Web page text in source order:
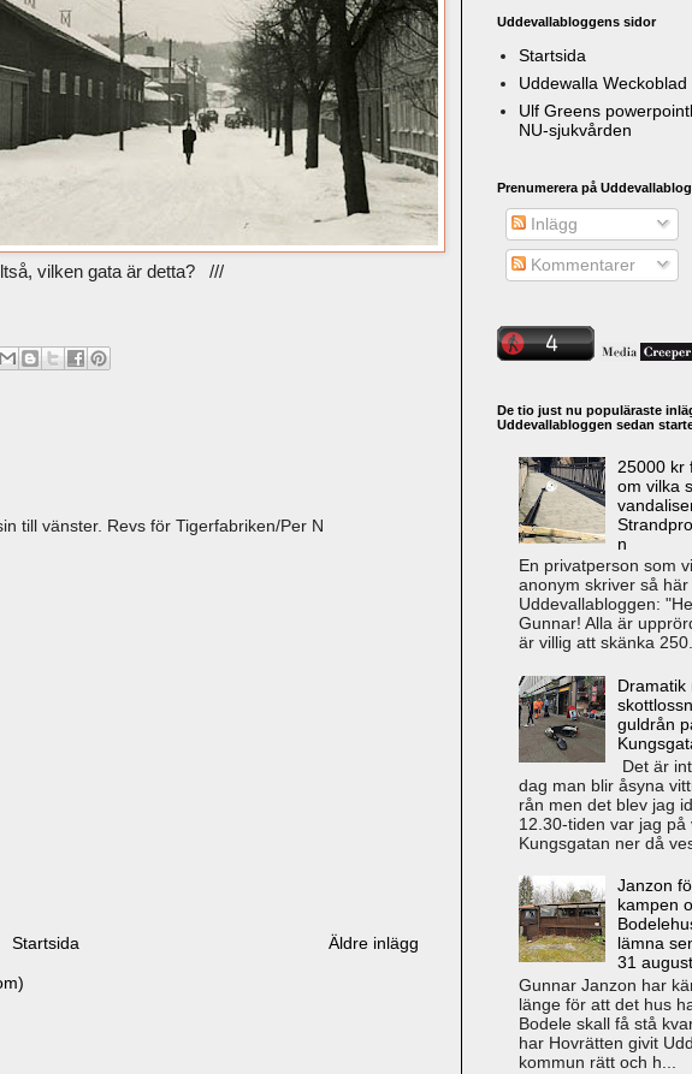
vilken gata är detta? ///
till vänster. Revs för Tigerfabriken/Per N
Äldre inlägg
Startsida
Uddevallabloggens sidor
Startsida
Uddewalla Weckoblad
Ulf Greens
NU-sjukvården
Prenumerera på
Inlägg
Kommentarer
De tio just nu populäraste
Uddevallabloggen sedan
25000 kr
om vilka
n
En privatperson som
anonym skriver så här
Uddevallabloggen:
Gunnar! Alla är
är villig att skänka
Dramatik
guldrån
Det är
dag man blir åsyna
rån men det blev jag
12.30-tiden var jag på
Kungsgatan ner då
Janzon
kampen
lämna
31
Gunnar Janzon har
länge för att det hus
Bodele skall få stå
har Hovrätten givit
kommun rätt och h...